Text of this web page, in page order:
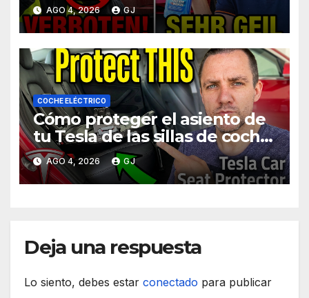
AGO 4, 2026 GJ
COCHE ELÉCTRICO
Cómo proteger el asiento de
tu Tesla de las sillas de coche
para bebés
AGO 4, 2026 GJ
Deja una respuesta
Lo siento, debes estar conectado para publicar